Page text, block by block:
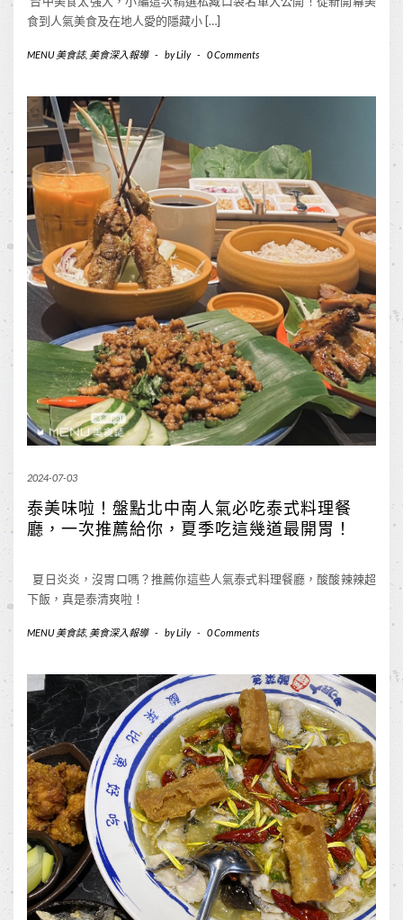
食到人氣美食及在地人愛的隱藏小 […]
MENU 美食誌, 美食深入報導 - byLily - 0 Comments
2024-07-03
泰美味啦！盤點北中南人氣必吃泰式料理餐
廳，一次推薦給你，夏季吃這幾道最開胃！
夏日炎炎，沒胃口嗎？推薦你這些人氣泰式料理餐廳，酸酸辣辣超
下飯，真是泰清爽啦！
MENU 美食誌, 美食深入報導 - byLily - 0 Comments